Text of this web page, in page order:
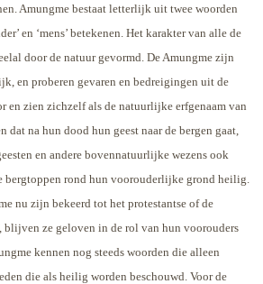
Amungme bestaat letterlijk uit twee woorden
en ‘mens’ betekenen. Het karakter van alle de
door de natuur gevormd. De Amungme zijn
en proberen gevaren en bedreigingen uit de
en zien zichzelf als de natuurlijke erfgenaam van
dat na hun dood hun geest naar de bergen gaat,
en andere bovennatuurlijke wezens ook
rond hun voorouderlijke grond heilig.
nu zijn bekeerd tot het protestantse of de
ze geloven in de rol van hun voorouders
kennen nog steeds woorden die alleen
die als heilig worden beschouwd. Voor de